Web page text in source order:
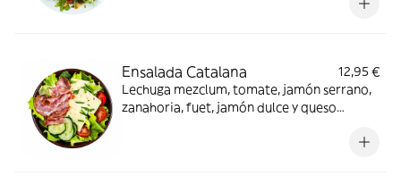
Ensalada Catalana
12,95 €
Lechuga mezclum, tomate, jamón serrano,
zanahoria, fuet, jamón dulce y queso